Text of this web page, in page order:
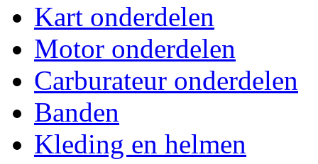
Kart onderdelen
Motor onderdelen
Carburateur onderdelen
Banden
Kleding en helmen